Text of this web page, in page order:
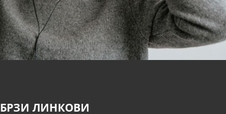
БРЗИ ЛИНКОВИ